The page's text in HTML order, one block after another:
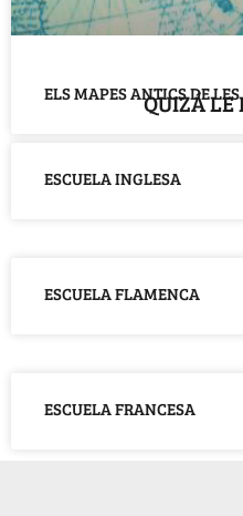
ELS MAPES ANTICS DE
QUIZÁ LE
ESCUELA INGLESA
ESCUELA FLAMENCA
ESCUELA FRANCESA